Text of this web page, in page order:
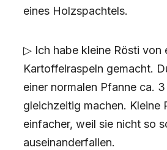
eines Holzspachtels.
▷ Ich habe kleine Rösti von
Kartoffelraspeln gemacht.
einer normalen Pfanne ca.
gleichzeitig machen. Kleine
einfacher, weil sie nicht so
auseinanderfallen.